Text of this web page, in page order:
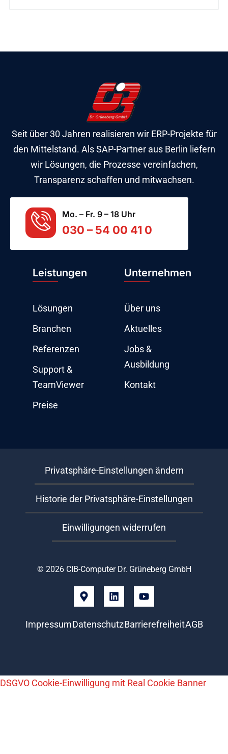
Seit über 30 Jahren realisieren wir ERP-Projekte für
den Mittelstand. Als SAP-Partner aus Berlin liefern
wir Lösungen, die Prozesse vereinfachen,
Transparenz schaffen und mitwachsen.
Mo. – Fr. 9 – 18 Uhr
030 – 54 00 41 0
Leistungen
Lösungen
Branchen
Referenzen
Support &
TeamViewer
Preise
Unternehmen
Über uns
Aktuelles
Jobs &
Ausbildung
Kontakt
Privatsphäre-Einstellungen ändern
Historie der Privatsphäre-Einstellungen
Einwilligungen widerrufen
© 2026 CIB-Computer Dr. Grüneberg GmbH
ImpressumDatenschutzBarrierefreiheitAGB
DSGVO Cookie-Einwilligung mit Real Cookie Banner